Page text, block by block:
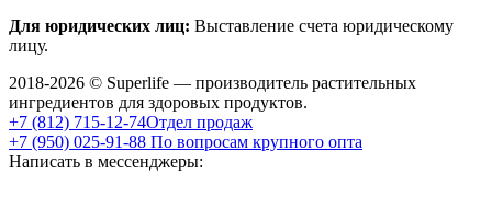
Для юридических лиц: Выставление счета юридическому
лицу.
2018-2026 © Superlife — производитель растительных
ингредиентов для здоровых продуктов.
+7 (812) 715-12-74Отдел продаж
+7 (950) 025-91-88 По вопросам крупного опта
Написать в мессенджеры: